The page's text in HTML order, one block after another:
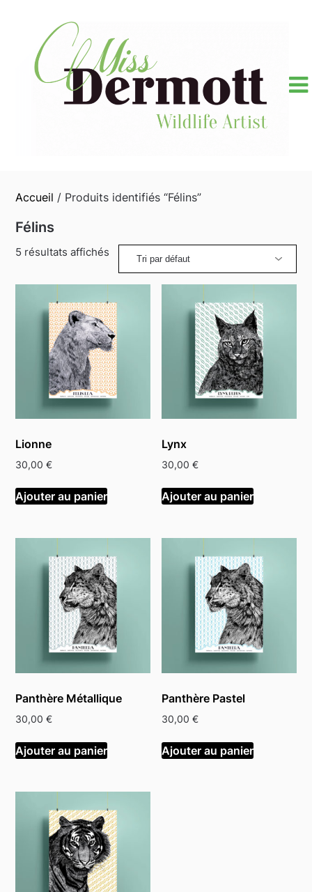
Accueil / Produits identifiés “Félins”
Félins
5 résultats affichés
Lionne
30,00€
Ajouter au panier
Lynx
30,00€
Ajouter au panier
Panthère Métallique
30,00€
Ajouter au panier
Panthère Pastel
30,00€
Ajouter au panier